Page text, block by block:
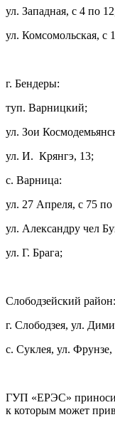
ул. Западная, с 4 по
ул. Комсомольская, с
г. Бендеры:
туп. Варницкий;
ул. Зои
ул. И. Крянгэ, 13;
с. Варница:
ул. 27 Апреля, с 75 по
ул. Александру чел
ул. Г. Брага;
Слободзейский район:
г. Слободзея, ул.
с. Суклея, ул. Фрунзе,
ГУП «ЕРЭС»
к которым может